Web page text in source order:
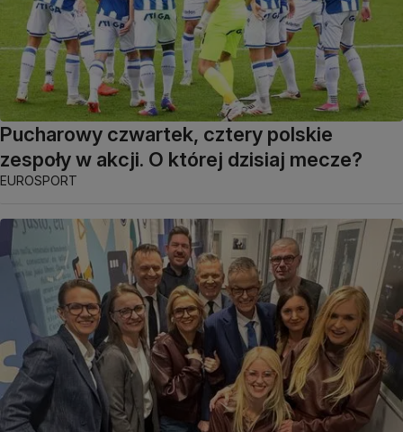
Pucharowy czwartek, cztery polskie
zespoły w akcji. O której dzisiaj mecze?
EUROSPORT